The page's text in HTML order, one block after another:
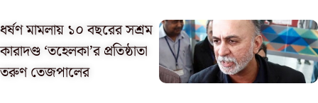
ধর্ষণ মামলায় ১০ বছরের সশ্রম
কারাদণ্ড ‘তহেলকা’র প্রতিষ্ঠাতা
তরুণ তেজপালের